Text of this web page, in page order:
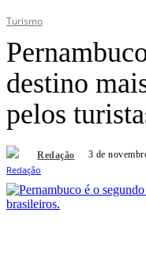
Turismo
destino
pelos
Redação 3 de